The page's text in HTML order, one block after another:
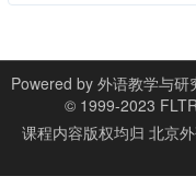
Powered by 外语教学与研
© 1999-2023
课程内容版权均归 北京